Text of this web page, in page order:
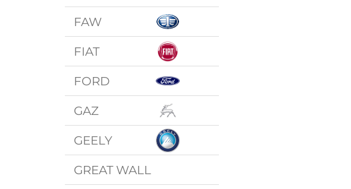
FAW
FIAT
FORD
GAZ
GEELY
GREAT WALL